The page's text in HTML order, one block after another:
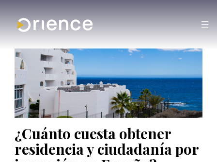
¿Cuánto cuesta obtener
residencia y ciudadanía por